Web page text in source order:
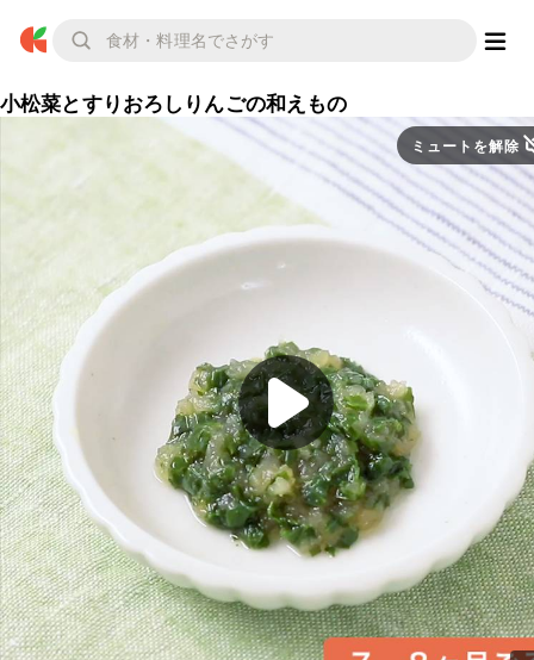
小松菜とすりおろしりんごの和えもの
ミュートを解除